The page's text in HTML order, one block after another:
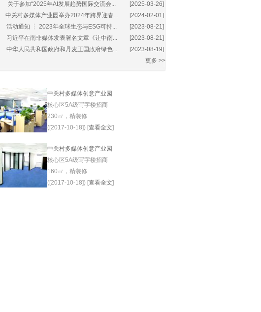
[2025-03-26]
关于参加“2025年AI发展趋势国际交流会...
[2024-02-01]
中关村多媒体产业园举办2024年跨界迎春...
[2023-08-21]
活动通知 ┆ 2023年全球生态与ESG可持...
[2023-08-21]
习近平在南非媒体发表署名文章《让中南...
[2023-08-19]
中华人民共和国政府和丹麦王国政府绿色...
更多 >>
中关村多媒体创意产业园
核心区5A级写字楼招商
230㎡，精装修
([2017-10-18]) [查看全文]
中关村多媒体创意产业园
核心区5A级写字楼招商
160㎡，精装修
([2017-10-18]) [查看全文]